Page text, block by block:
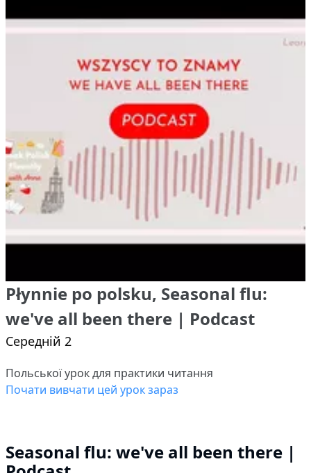
Płynnie po polsku, Seasonal flu:
we've all been there | Podcast
Середній 2
Польської урок для практики читання
Почати вивчати цей урок зараз
Seasonal flu: we've all been there |